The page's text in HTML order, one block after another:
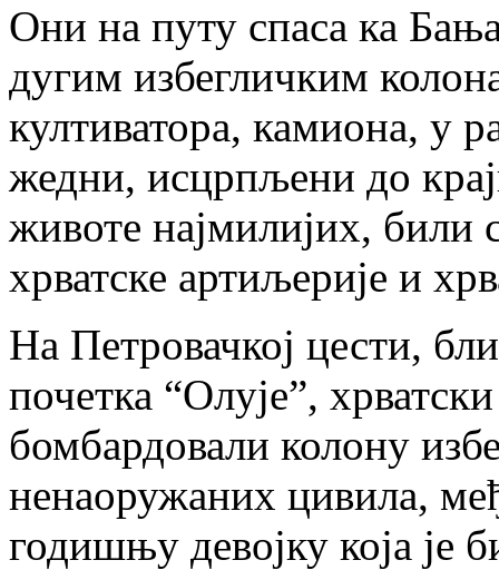
Они на путу спаса ка
дугим избегличким
култиватора, камиона, у
жедни, исцрпљени до
животе најмилијих, били
хрватске артиљерије и
На Петровачкој цести,
почетка “Олује”,
бомбардовали колону
ненаоружаних цивила,
годишњу девојку која је